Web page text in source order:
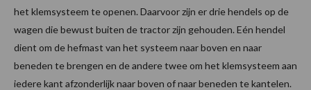
het klemsysteem te openen. Daarvoor zijn er drie hendels op de
wagen die bewust buiten de tractor zijn gehouden. Eén hendel
dient om de hefmast van het systeem naar boven en naar
beneden te brengen en de andere twee om het klemsysteem aan
iedere kant afzonderlijk naar boven of naar beneden te kantelen.